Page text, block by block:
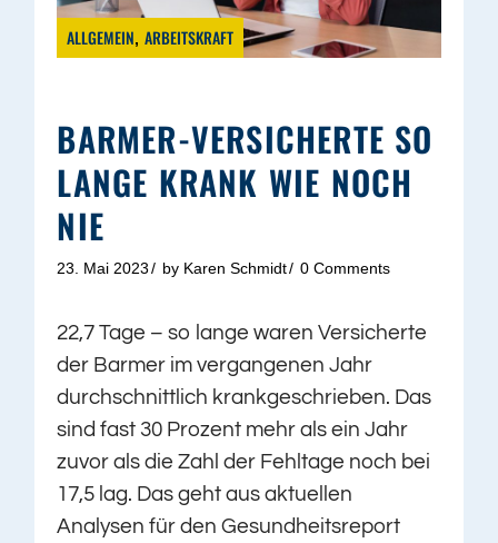
ALLGEMEIN ARBEITSKRAFT
BARMER-VERSICHERTE SO
LANGE KRANK WIE NOCH
NIE
23. Mai 2023 by Karen Schmidt 0 Comments
22,7 Tage – so lange waren Versicherte
der Barmer im vergangenen Jahr
durchschnittlich krankgeschrieben. Das
sind fast 30 Prozent mehr als ein Jahr
zuvor als die Zahl der Fehltage noch bei
17,5 lag. Das geht aus aktuellen
Analysen für den Gesundheitsreport